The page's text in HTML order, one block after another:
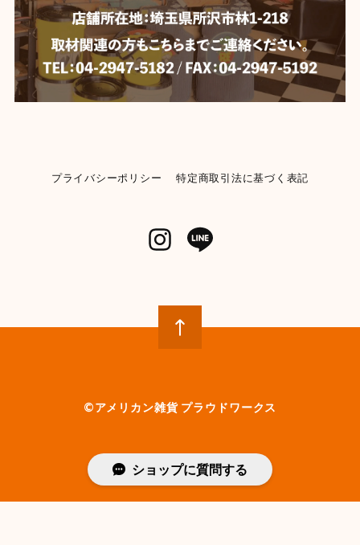
プライバシーポリシー 特定商取引法に基づく表記
©︎アメリカン雑貨 プラウドワークス
ショップに質問する